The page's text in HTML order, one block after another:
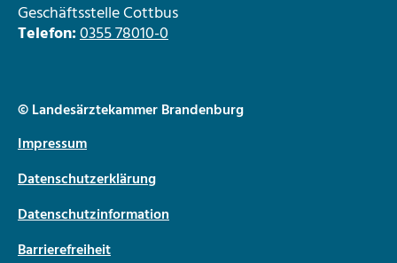
Geschäftsstelle Cottbus
Telefon:0355 78010-0
© Landesärztekammer Brandenburg
Impressum
Datenschutzerklärung
Datenschutzinformation
Barrierefreiheit